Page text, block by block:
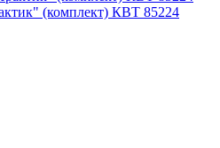
(комплект) КВТ 85224